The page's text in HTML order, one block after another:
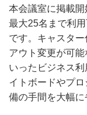
本会議室に掲載開
最大25名まで利
です。キャスタ
アウト変更が可
いったビジネス
イトボードやプ
備の手間を大幅に